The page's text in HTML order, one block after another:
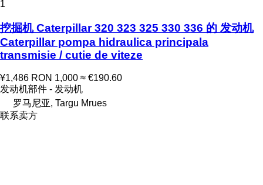
1
挖掘机 Caterpillar 320 323 325 330 336 的 发动机
Caterpillar pompa hidraulica principala
transmisie / cutie de viteze
¥1,486 RON 1,000 ≈ €190.60
发动机部件 - 发动机
罗马尼亚, Targu Mrues
联系卖方